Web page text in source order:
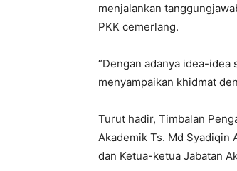
menjalankan
PKK cemerlang.
“Dengan adanya idea-idea
menyampaikan khidmat
Turut hadir, Timbalan
Akademik Ts. Md Syadiqin
dan Ketua-ketua Jabatan